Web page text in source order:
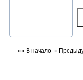
«« В начало «